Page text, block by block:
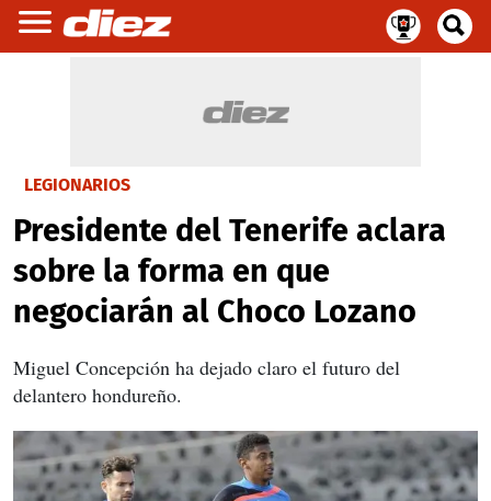
LEGIONARIOS
Presidente del Tenerife aclara
sobre la forma en que
negociarán al Choco Lozano
Miguel Concepción ha dejado claro el futuro del
delantero hondureño.